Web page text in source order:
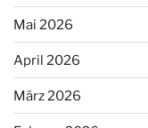
Mai 2026
April 2026
März 2026